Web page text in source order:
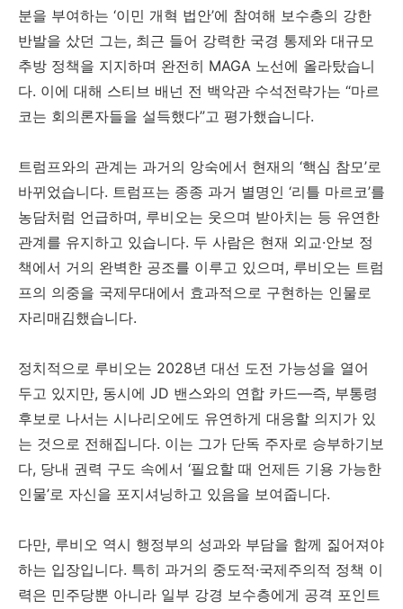
분을 부여하는 ‘이민 개혁 법안’에 참여해 보수층의 강한
반발을 샀던 그는, 최근 들어 강력한 국경 통제와 대규모
추방 정책을 지지하며 완전히 MAGA 노선에 올라탔습니
다. 이에 대해 스티브 배넌 전 백악관 수석전략가는 “마르
코는 회의론자들을 설득했다”고 평가했습니다.
트럼프와의 관계는 과거의 앙숙에서 현재의 ‘핵심 참모’로
바뀌었습니다. 트럼프는 종종 과거 별명인 ‘리틀 마르코’를
농담처럼 언급하며, 루비오는 웃으며 받아치는 등 유연한
관계를 유지하고 있습니다. 두 사람은 현재 외교·안보 정
책에서 거의 완벽한 공조를 이루고 있으며, 루비오는 트럼
프의 의중을 국제무대에서 효과적으로 구현하는 인물로
자리매김했습니다.
정치적으로 루비오는 2028년 대선 도전 가능성을 열어
두고 있지만, 동시에 JD 밴스와의 연합 카드—즉, 부통령
후보로 나서는 시나리오에도 유연하게 대응할 의지가 있
는 것으로 전해집니다. 이는 그가 단독 주자로 승부하기보
다, 당내 권력 구도 속에서 ‘필요할 때 언제든 기용 가능한
인물’로 자신을 포지셔닝하고 있음을 보여줍니다.
다만, 루비오 역시 행정부의 성과와 부담을 함께 짊어져야
하는 입장입니다. 특히 과거의 중도적·국제주의적 정책 이
력은 민주당뿐 아니라 일부 강경 보수층에게 공격 포인트